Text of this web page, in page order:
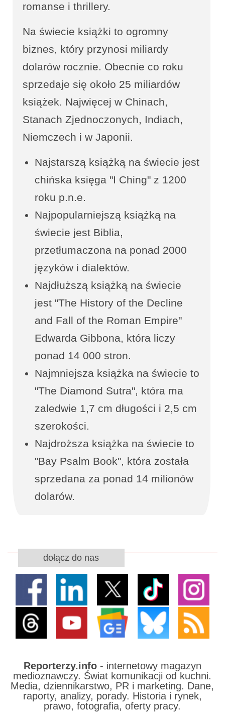
romanse i thrillery.
Na świecie książki to ogromny
biznes, który przynosi miliardy
dolarów rocznie. Obecnie co roku
sprzedaje się około 25 miliardów
książek. Najwięcej w Chinach,
Stanach Zjednoczonych, Indiach,
Niemczech i w Japonii.
Najstarszą książką na świecie jest
chińska księga "I Ching" z 1200
roku p.n.e.
Najpopularniejszą książką na
świecie jest Biblia,
przetłumaczona na ponad 2000
języków i dialektów.
Najdłuższą książką na świecie
jest "The History of the Decline
and Fall of the Roman Empire"
Edwarda Gibbona, która liczy
ponad 14 000 stron.
Najmniejsza książka na świecie to
"The Diamond Sutra", która ma
zaledwie 1,7 cm długości i 2,5 cm
szerokości.
Najdroższa książka na świecie to
"Bay Psalm Book", która została
sprzedana za ponad 14 milionów
dolarów.
dołącz do nas
Reporterzy.info- internetowy magazyn
medioznawczy. Świat komunikacji od kuchni.
Media, dziennikarstwo, PR i marketing. Dane,
raporty, analizy, porady. Historia i rynek,
prawo, fotografia, oferty pracy.